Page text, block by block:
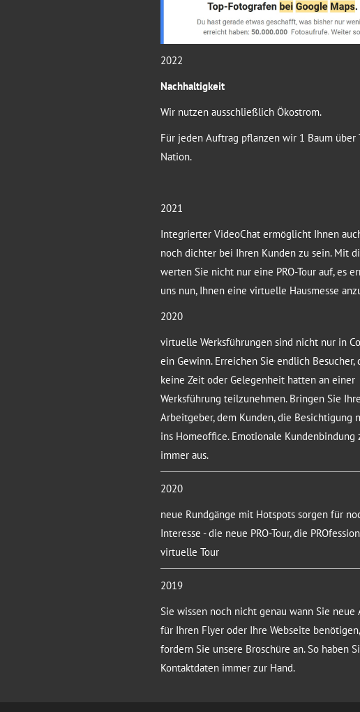
2022
Nachhaltigkeit
Wir nutzen ausschließlich Ökostrom.
Für jeden Auftrag pflanzen wir 1 Baum über
Nation.
2021
Integrierter VideoChat ermöglicht Ihnen
noch dichter bei Ihren Kunden zu sein. Mit
werten Sie nicht nur eine PRO-Tour auf, es
uns nun, Ihnen eine virtuelle Hausmesse
2020
virtuelle Werksführungen sind nicht nur in
ein Gewinn. Erreichen Sie endlich Besucher,
keine Zeit oder Gelegenheit hatten an einer
Werksführung teilzunehmen. Bringen Sie
Arbeitgeber, dem Kunden, die Besichtigung
ins Homeoffice. Emotionale Kundenbindung
immer aus.
2020
neue Rundgänge mit Hotspots sorgen für
Interesse - die neue PRO-Tour, die
virtuelle Tour
2019
Sie wissen noch nicht genau wann Sie neue
für Ihren Flyer oder Ihre Webseite
fordern Sie unsere Broschüre an. So haben
Kontaktdaten immer zur Hand.